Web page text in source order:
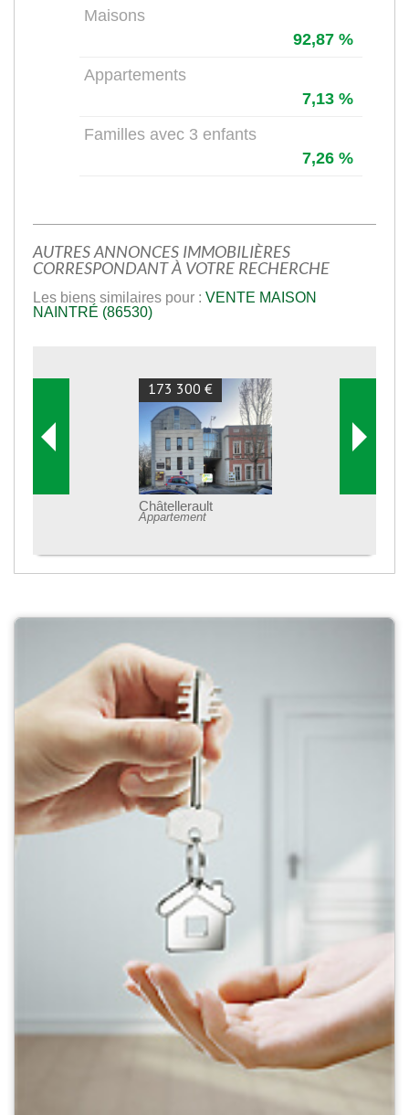
Maisons
92,87 %
Appartements
7,13 %
Familles avec 3 enfants
7,26 %
AUTRES ANNONCES IMMOBILIÈRES
CORRESPONDANT À VOTRE RECHERCHE
Les biens similaires pour : VENTE MAISON
NAINTRÉ (86530)
173 300 €
Châtellerault
Appartement